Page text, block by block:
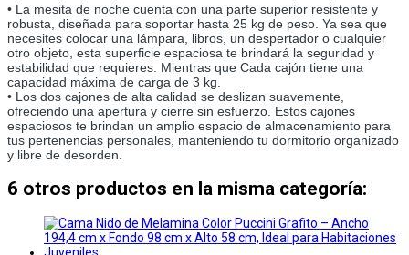
• La mesita de noche cuenta con una parte superior resistente y
robusta, diseñada para soportar hasta 25 kg de peso. Ya sea que
necesites colocar una lámpara, libros, un despertador o cualquier
otro objeto, esta superficie espaciosa te brindará la seguridad y
estabilidad que requieres. Mientras que Cada cajón tiene una
capacidad máxima de carga de 3 kg.
• Los dos cajones de alta calidad se deslizan suavemente,
ofreciendo una apertura y cierre sin esfuerzo. Estos cajones
espaciosos te brindan un amplio espacio de almacenamiento para
tus pertenencias personales, manteniendo tu dormitorio organizado
y libre de desorden.
6 otros productos en la misma categoría: